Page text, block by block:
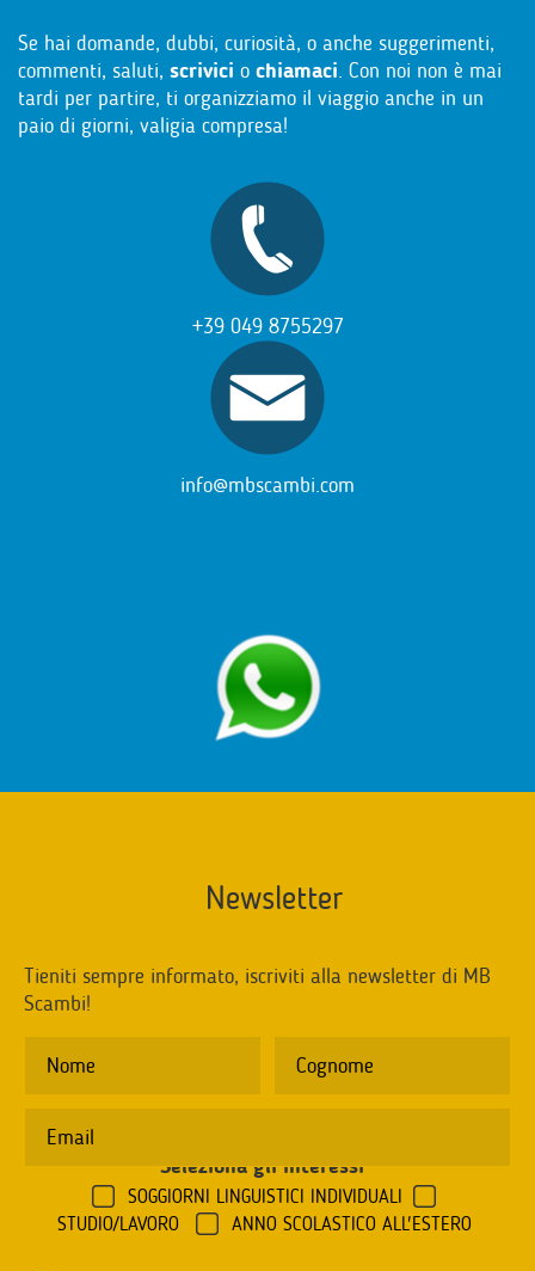
Se hai domande, dubbi, curiosità, o anche suggerimenti,
commenti, saluti, scrivici o chiamaci. Con noi non è mai
tardi per partire, ti organizziamo il viaggio anche in un
paio di giorni, valigia compresa!
+39 049 8755297
info@mbscambi.com
Newsletter
Tieniti sempre informato, iscriviti alla newsletter di MB
Scambi!
Seleziona gli interessi
SOGGIORNI LINGUISTICI INDIVIDUALI
STUDIO/LAVORO
ANNO SCOLASTICO ALL'ESTERO